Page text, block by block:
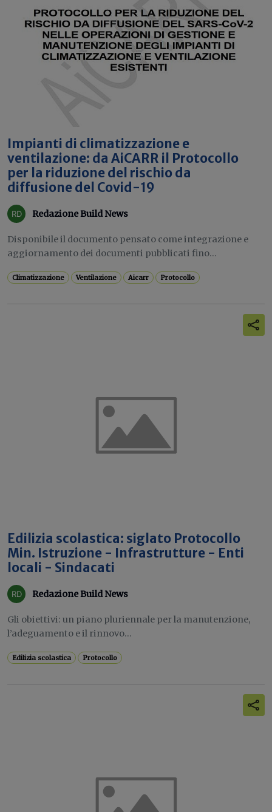
Impianti di climatizzazione e
ventilazione: da AiCARR il Protocollo
per la riduzione del rischio da
diffusione del Covid-19
Redazione Build News
Disponibile il documento pensato come integrazione e
aggiornamento dei documenti pubblicati fino...
Climatizzazione Ventilazione Aicarr Protocollo
Edilizia scolastica: siglato Protocollo
Min. Istruzione - Infrastrutture - Enti
locali - Sindacati
Redazione Build News
Gli obiettivi: un piano pluriennale per la manutenzione,
l’adeguamento e il rinnovo...
Edilizia scolastica Protocollo